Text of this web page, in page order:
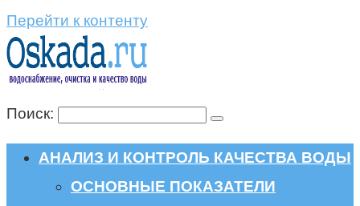
Перейти к контенту
Поиск:
АНАЛИЗ И КОНТРОЛЬ КАЧЕСТВА ВОДЫ
ОСНОВНЫЕ ПОКАЗАТЕЛИ